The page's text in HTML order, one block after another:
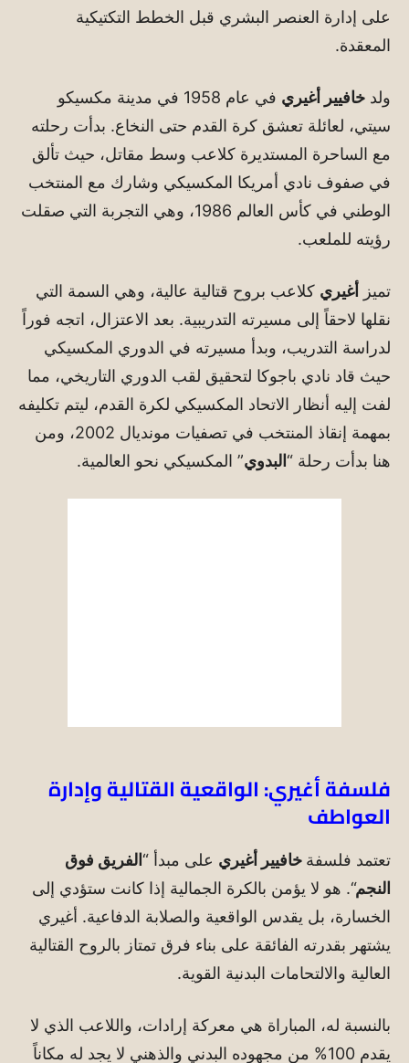
على إدارة العنصر البشري قبل الخطط التكتيكية
المعقدة.
ولد خافيير أغيري
في عام 1958 في مدينة مكسيكو
سيتي، لعائلة تعشق كرة القدم حتى النخاع. بدأت رحلته
مع الساحرة المستديرة كلاعب وسط مقاتل، حيث تألق
في صفوف نادي أمريكا المكسيكي وشارك مع المنتخب
الوطني في كأس العالم 1986، وهي التجربة التي صقلت
رؤيته للملعب.
تميز أغيري كلاعب بروح قتالية عالية، وهي السمة التي
نقلها لاحقاً إلى مسيرته التدريبية. بعد الاعتزال، اتجه فوراً
لدراسة التدريب، وبدأ مسيرته في الدوري المكسيكي
حيث قاد نادي باجوكا لتحقيق لقب الدوري التاريخي، مما
لفت إليه أنظار الاتحاد المكسيكي لكرة القدم، ليتم تكليفه
بمهمة إنقاذ المنتخب في تصفيات مونديال 2002، ومن
هنا بدأت رحلة “ البدوي” المكسيكي نحو العالمية.
فلسفة أغيري: الواقعية القتالية وإدارة
العواطف
تعتمد فلسفة خافيير أغيري على مبدأ “ الفريق فوق
النجم“. هو لا يؤمن بالكرة الجمالية إذا كانت ستؤدي إلى
الخسارة، بل يقدس الواقعية والصلابة الدفاعية. أغيري
يشتهر بقدرته الفائقة على بناء فرق تمتاز بالروح القتالية
العالية والالتحامات البدنية القوية.
بالنسبة له، المباراة هي معركة إرادات، واللاعب الذي لا
يقدم 100% من مجهوده البدني والذهني لا يجد له مكاناً